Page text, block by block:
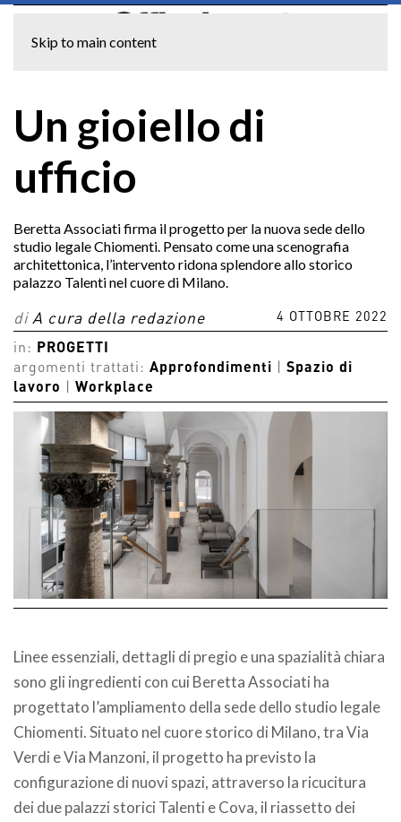
Skip to main content
Un gioiello di
ufficio
Beretta Associati firma il progetto per la nuova sede dello
studio legale Chiomenti. Pensato come una scenografia
architettonica, l’intervento ridona splendore allo storico
palazzo Talenti nel cuore di Milano.
di A cura della redazione 4 OTTOBRE 2022
in:
PROGETTI
argomenti trattati: Approfondimenti
Spazio di
lavoro
Workplace
Linee essenziali, dettagli di pregio e una spazialità chiara
sono gli ingredienti con cui Beretta Associati ha
progettato l’ampliamento della sede dello studio legale
Chiomenti. Situato nel cuore storico di Milano, tra Via
Verdi e Via Manzoni, il progetto ha previsto la
configurazione di nuovi spazi, attraverso la ricucitura
dei due palazzi storici Talenti e Cova, il riassetto dei